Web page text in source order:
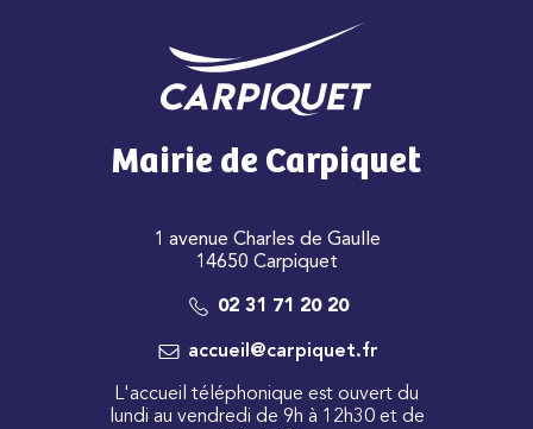
Mairie de Carpiquet
1 avenue Charles de Gaulle
14650 Carpiquet
02 31 71 20 20
accueil@carpiquet.fr
L'accueil téléphonique est ouvert du
lundi au vendredi de 9h à 12h30 et de